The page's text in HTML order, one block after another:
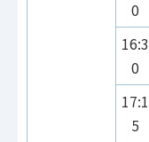
0
16:3
0
17:1
5